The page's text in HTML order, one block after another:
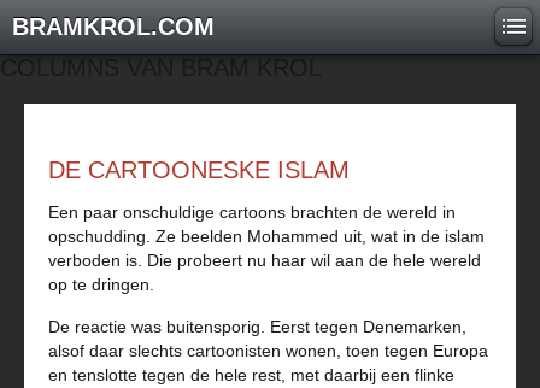
BRAMKROL.COM
DE CARTOONESKE ISLAM
Een paar onschuldige cartoons brachten de wereld in
opschudding. Ze beelden Mohammed uit, wat in de islam
verboden is. Die probeert nu haar wil aan de hele wereld
op te dringen.
De reactie was buitensporig. Eerst tegen Denemarken,
alsof daar slechts cartoonisten wonen, toen tegen Europa
en tenslotte tegen de hele rest, met daarbij een flinke